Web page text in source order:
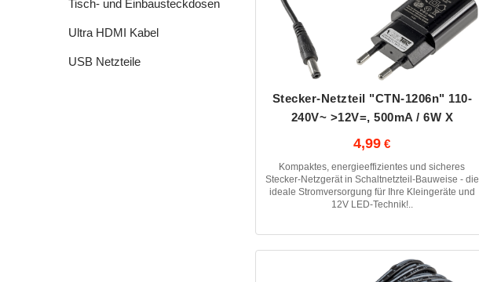
Tisch- und Einbausteckdosen
Ultra HDMI Kabel
USB Netzteile
Stecker-Netzteil "CTN-1206n" 110-
240V~ >12V=, 500mA / 6W X
4,99
Kompaktes, energieeffizientes und sicheres
Stecker-Netzgerät in Schaltnetzteil-Bauweise - die
ideale Stromversorgung für Ihre Kleingeräte und
12V LED-Technik!..